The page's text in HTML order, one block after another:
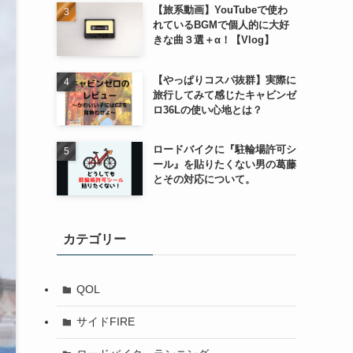
【旅系動画】YouTubeで使わ
れているBGMで個人的に大好
きな曲３選＋α！【Vlog】
【やっぱりコスパ抜群】実際に
旅行してみて感じたキャビンゼ
ロ36Lの使い心地とは？
ロードバイクに『駐輪場許可シ
ール』を貼りたくない男の葛藤
とその対応について。
カテゴリー
QOL
サイドFIRE